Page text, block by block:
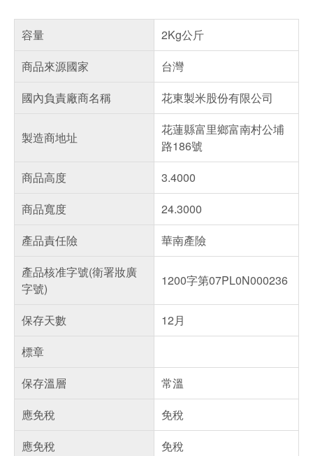
容量
2Kg公斤
商品來源國家
台灣
國內負責廠商名稱
花東製米股份有限公司
製造商地址
花蓮縣富里鄉富南村公埔
路186號
商品高度
3.4000
商品寬度
24.3000
產品責任險
華南產險
產品核准字號(衛署妝廣
字號)
1200字第07PL0N000236
保存天數
12月
標章
保存溫層
常溫
應免稅
免稅
應免稅
免稅